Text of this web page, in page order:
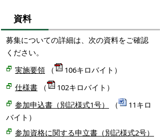
資料
募集についての詳細は、次の資料をご確認
ください。
実施要領 （
106キロバイト）
仕様書 （
102キロバイト）
参加申込書（別記様式1号）
（
11キロ
バイト）
参加資格に関する申立書（別記様式2号）